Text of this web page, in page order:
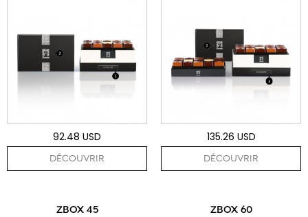
92.48 USD
DÉCOUVRIR
135.26 USD
DÉCOUVRIR
ZBOX 45 ZBOX 60